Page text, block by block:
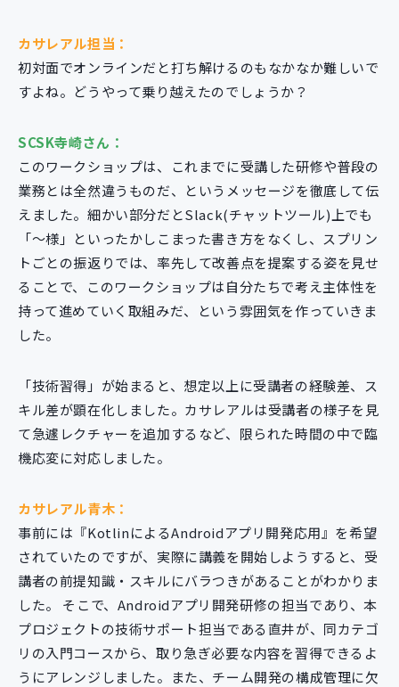
カサレアル担当：
初対面でオンラインだと打ち解けるのもなかなか難しいで
すよね。どうやって乗り越えたのでしょうか？
SCSK寺崎さん：
このワークショップは、これまでに受講した研修や普段の
業務とは全然違うものだ、というメッセージを徹底して伝
えました。細かい部分だとSlack(チャットツール)上でも
「～様」といったかしこまった書き方をなくし、スプリン
トごとの振返りでは、率先して改善点を提案する姿を見せ
ることで、このワークショップは自分たちで考え主体性を
持って進めていく取組みだ、という雰囲気を作っていきま
した。
「技術習得」が始まると、想定以上に受講者の経験差、ス
キル差が顕在化しました。カサレアルは受講者の様子を見
て急遽レクチャーを追加するなど、限られた時間の中で臨
機応変に対応しました。
カサレアル青木：
事前には『KotlinによるAndroidアプリ開発応用』を希望
されていたのですが、実際に講義を開始しようすると、受
講者の前提知識・スキルにバラつきがあることがわかりま
した。 そこで、Androidアプリ開発研修の担当であり、本
プロジェクトの技術サポート担当である直井が、同カテゴ
リの入門コースから、取り急ぎ必要な内容を習得できるよ
うにアレンジしました。また、チーム開発の構成管理に欠